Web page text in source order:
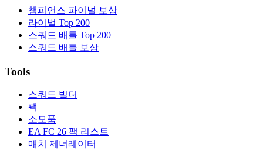
챔피언스 파이널 보상
라이벌 Top 200
스쿼드 배틀 Top 200
스쿼드 배틀 보상
Tools
스쿼드 빌더
팩
소모품
EA FC 26 팩 리스트
매치 제너레이터